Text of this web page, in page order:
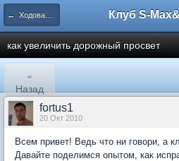
← Ходовая, рулевое управление, тормоза
как увеличить дорожный просвет
«
Назад
fortus1
20 Окт 2010
Всем привет! Ведь что ни говори, а
Давайте поделимся опытом, как